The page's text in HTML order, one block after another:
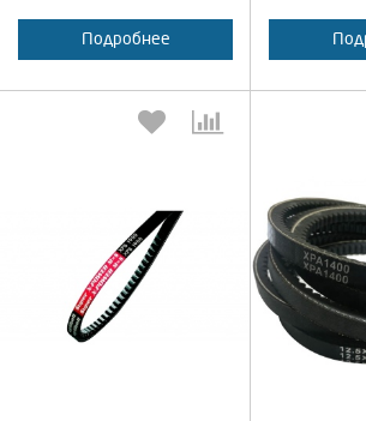
Подробнее
Выберите количество: Выберите